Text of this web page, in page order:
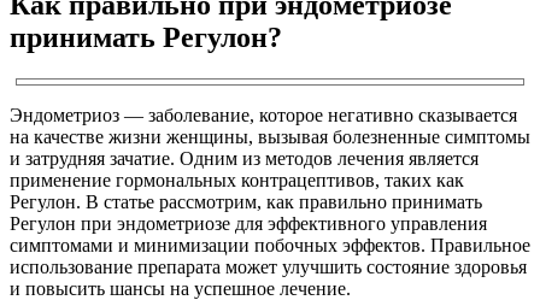
принимать Регулон?
Эндометриоз — заболевание, которое негативно сказывается
на качестве жизни женщины, вызывая болезненные симптомы
и затрудняя зачатие. Одним из методов лечения является
применение гормональных контрацептивов, таких как
Регулон. В статье рассмотрим, как правильно принимать
Регулон при эндометриозе для эффективного управления
симптомами и минимизации побочных эффектов. Правильное
использование препарата может улучшить состояние здоровья
и повысить шансы на успешное лечение.